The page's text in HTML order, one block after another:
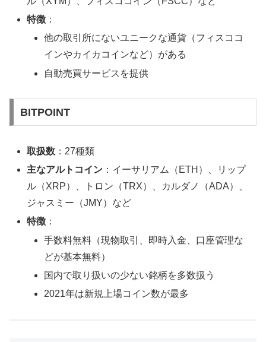
特徴 ：
他の取引所にないユニークな通貨（フィスココ
インやカイカコインなど）がある
自動売買サービスを提供
BITPOINT
取扱数 ：27種類
主なアルトコイン ：イーサリアム（ETH）、リップ
ル（XRP）、トロン（TRX）、カルダノ（ADA）、
ジャスミー（JMY）など
特徴 ：
手数料無料（現物取引、即時入金、口座管理な
どが基本無料）
国内で取り扱いの少ない銘柄を多数扱う
2021年は新規上場コイン数が最多